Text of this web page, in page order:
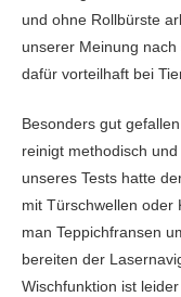
und ohne Rollbürste
unserer Meinung
dafür vorteilhaft bei
Besonders gut
reinigt methodisch
unseres Tests hatte
mit Türschwellen oder
man Teppichfransen
bereiten der
Wischfunktion ist